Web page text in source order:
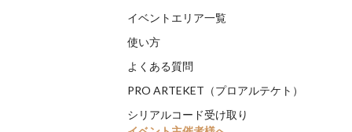
イベントエリア一覧
使い方
よくある質問
PRO ARTEKET（プロアルテケト）
シリアルコード受け取り